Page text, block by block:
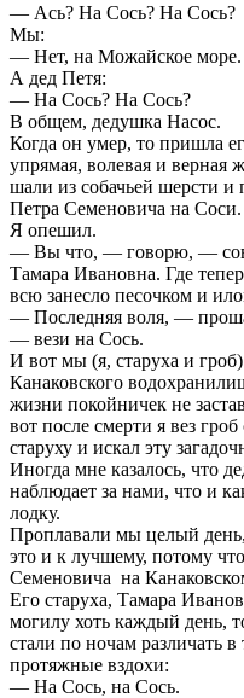
— Ась? На Сось? На Сось?
Мы:
— Нет, на Можайское море.
А дед Петя:
— На Сось? На Сось?
В общем, дедушка Насос.
Когда он умер, то пришла
упрямая, волевая и верная
шали из собачьей шерсти и
Петра Семеновича на Соси.
Я опешил.
— Вы что, — говорю, —
Тамара Ивановна. Где
всю занесло песочком и
— Последняя воля, —
— вези на Сось.
И вот мы (я, старуха и
Канаковского
жизни покойничек не
вот после смерти я вез
старуху и искал эту
Иногда мне казалось, что
наблюдает за нами, что и
лодку.
Проплавали мы целый
это и к лучшему, потому
Семеновича на
Его старуха, Тамара
могилу хоть каждый день,
стали по ночам различать
протяжные вздохи:
— На Сось, на Сось.